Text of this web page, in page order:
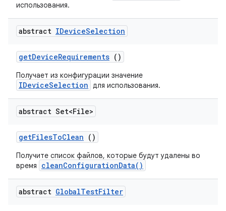
использования.
abstract IDeviceSelection
getDeviceRequirements ()
Получает из конфигурации значение
IDeviceSelection для использования.
abstract Set<File>
getFilesToClean ()
Получите список файлов, которые будут удалены во
время
cleanConfigurationData()
abstract GlobalTestFilter